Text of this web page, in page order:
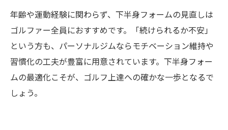
年齢や運動経験に関わらず、下半身フォームの見直しは
ゴルファー全員におすすめです。「続けられるか不安」
という方も、パーソナルジムならモチベーション維持や
習慣化の工夫が豊富に用意されています。下半身フォー
ムの最適化こそが、ゴルフ上達への確かな一歩となるで
しょう。